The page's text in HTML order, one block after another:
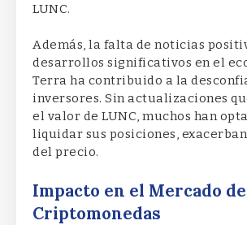
LUNC.
Además, la falta de noticias
desarrollos significativos en el
Terra ha contribuido a la
inversores. Sin actualizaciones
el valor de LUNC, muchos han
liquidar sus posiciones,
del precio.
Impacto en el Mercado de
Criptomonedas